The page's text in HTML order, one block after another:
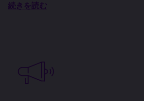
続きを読む